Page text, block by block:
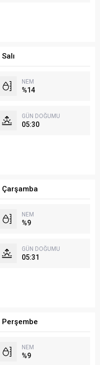
NEM
%14
GÜN DOĞUMU
05:30
Çarşamba
NEM
%9
GÜN DOĞUMU
05:31
Perşembe
NEM
%9